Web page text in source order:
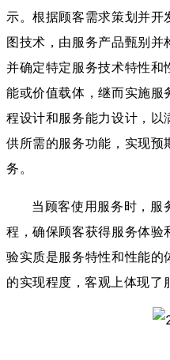
示。根据顾客需求策划并
图技术，由服务产品甄别并
并确定特定服务技术特性和
能或价值载体，继而实施服
程设计和服务能力设计，以
供所需的服务功能，实现预
务。
当顾客使用服务时，服
程，确保顾客获得服务体验
验实质是服务特性和性能的
的实现程度，客观上体现了